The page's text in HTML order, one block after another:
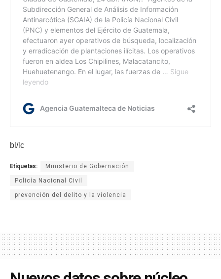
bl/lc
Etiquetas: Ministerio de Gobernación
Policía Nacional Civil
prevención del delito y la violencia